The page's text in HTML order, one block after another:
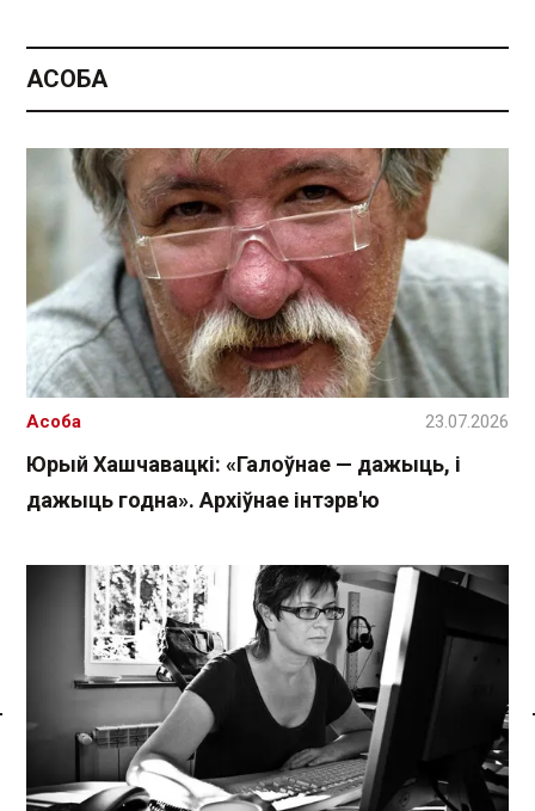
Спасылка без VPN
АСОБА
Юрый Хашчавацкі: «Галоўнае — дажыць, і
дажыць годна». Архіўнае інтэрв'ю
Асоба 23.07.2026